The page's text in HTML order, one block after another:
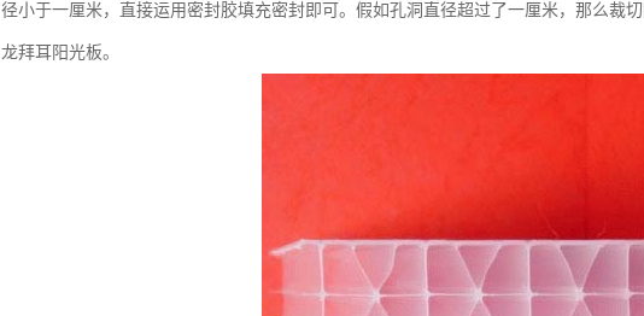
径小于一厘米，直接运用密封胶填充密封即可。假如孔洞直径超过了一厘米，那么裁
龙拜耳阳光板。